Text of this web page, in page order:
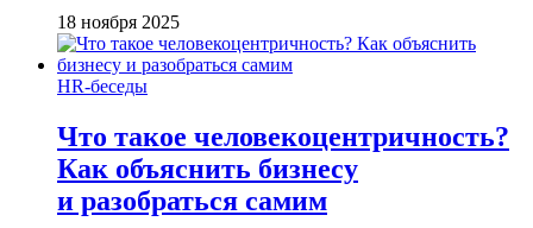
18 ноября 2025
HR-беседы
Что такое человеко­центричность?
Как объяснить бизнесу
и разобраться самим